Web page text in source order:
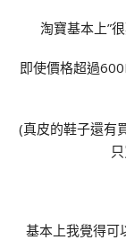
淘寶基本上”
即使價格超過
(真皮的鞋子還有
基本上我覺得可